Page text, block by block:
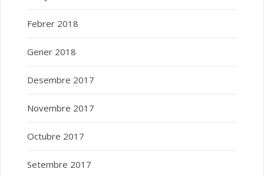
Febrer 2018
Gener 2018
Desembre 2017
Novembre 2017
Octubre 2017
Setembre 2017